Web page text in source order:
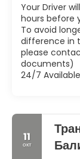
Your Driver
hours before
To avoid
difference in
please
documents)
24/7 Available
11
окт